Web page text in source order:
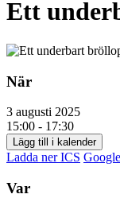
Ett
När
3 augusti 2025
15:00 - 17:30
Lägg till i kalender
Ladda ner ICS
Var